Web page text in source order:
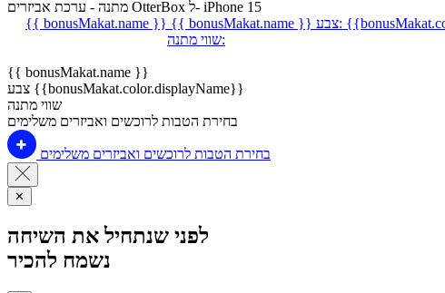
מתנה - ערכת אביזרים OtterBox ל- iPhone 15
{{ bonusMakat.name }} {{ bonusMakat.name }} צבע:
שווי מתנה:
{{ bonusMakat.name }}
צבע {{bonusMakat.color.displayName}}
שווי מתנה
בחירת הטבות לרוכשים ואביזרים משלימים
בחירת הטבות לרוכשים ואביזרים משלימים
✕
לפני שנתחיל את השיחה
נשמח להכיר